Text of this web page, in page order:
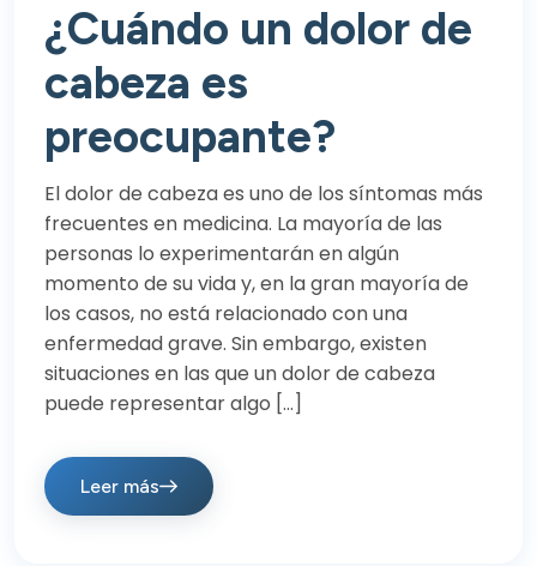
¿Cuándo un dolor de
cabeza es
preocupante?
El dolor de cabeza es uno de los síntomas más
frecuentes en medicina. La mayoría de las
personas lo experimentarán en algún
momento de su vida y, en la gran mayoría de
los casos, no está relacionado con una
enfermedad grave. Sin embargo, existen
situaciones en las que un dolor de cabeza
puede representar algo […]
Leer más